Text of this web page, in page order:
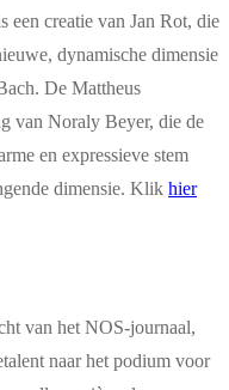
een creatie van Jan Rot, die
dynamische dimensie
De Mattheus
van Noraly Beyer, die de
en expressieve stem
dimensie. Klik hier
van het NOS-journaal,
naar het podium voor